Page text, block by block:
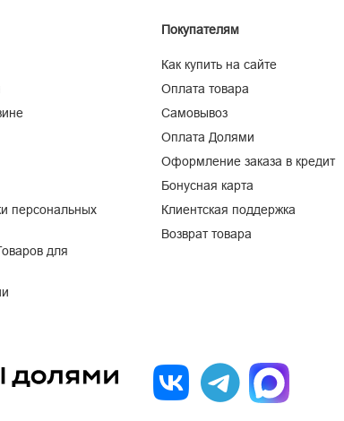
персональных
для
Покупателям
Как купить на сайте
Оплата товара
Самовывоз
Оплата Долями
Оформление заказа в кредит
Бонусная карта
Клиентская поддержка
Возврат товара